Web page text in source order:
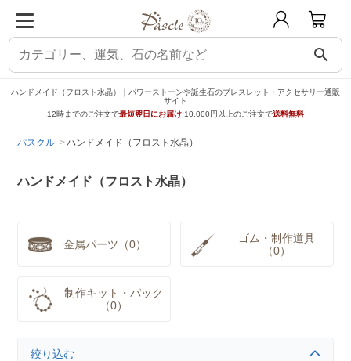
search
ハンドメイド（フロスト水晶）｜パワーストーンや誕生石のブレスレット・アクセサリー通販
サイト
12時までのご注文で最短翌日にお届け 10,000円以上のご注文で送料無料
パスクル ハンドメイド（フロスト水晶）
ハンドメイド（フロスト水晶）
金属パーツ（0）
ゴム・制作道具
（0）
制作キット・パック
（0）
絞り込む